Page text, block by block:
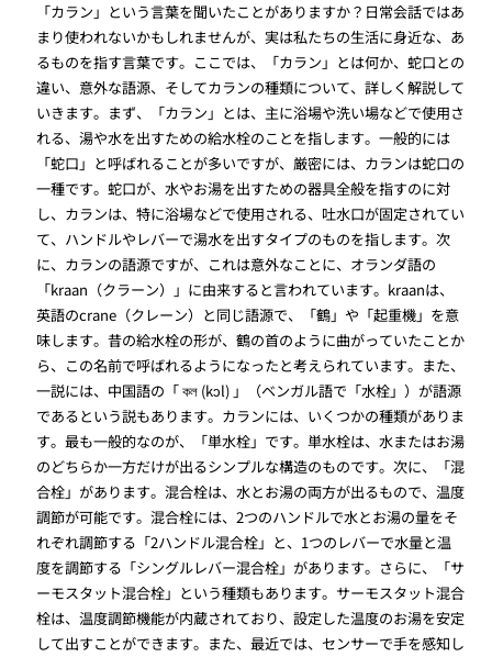
「カラン」という言葉を聞いたことがありますか？日常会話ではあ
まり使われないかもしれませんが、実は私たちの生活に身近な、あ
るものを指す言葉です。ここでは、「カラン」とは何か、蛇口との
違い、意外な語源、そしてカランの種類について、詳しく解説して
いきます。まず、「カラン」とは、主に浴場や洗い場などで使用さ
れる、湯や水を出すための給水栓のことを指します。一般的には
「蛇口」と呼ばれることが多いですが、厳密には、カランは蛇口の
一種です。蛇口が、水やお湯を出すための器具全般を指すのに対
し、カランは、特に浴場などで使用される、吐水口が固定されてい
て、ハンドルやレバーで湯水を出すタイプのものを指します。次
に、カランの語源ですが、これは意外なことに、オランダ語の
「kraan（クラーン）」に由来すると言われています。kraanは、
英語のcrane（クレーン）と同じ語源で、「鶴」や「起重機」を意
味します。昔の給水栓の形が、鶴の首のように曲がっていたことか
ら、この名前で呼ばれるようになったと考えられています。また、
一説には、中国語の「 কল (kɔl) 」（ベンガル語で「水栓」）が語源
であるという説もあります。カランには、いくつかの種類がありま
す。最も一般的なのが、「単水栓」です。単水栓は、水またはお湯
のどちらか一方だけが出るシンプルな構造のものです。次に、「混
合栓」があります。混合栓は、水とお湯の両方が出るもので、温度
調節が可能です。混合栓には、2つのハンドルで水とお湯の量をそ
れぞれ調節する「2ハンドル混合栓」と、1つのレバーで水量と温
度を調節する「シングルレバー混合栓」があります。さらに、「サ
ーモスタット混合栓」という種類もあります。サーモスタット混合
栓は、温度調節機能が内蔵されており、設定した温度のお湯を安定
して出すことができます。また、最近では、センサーで手を感知し